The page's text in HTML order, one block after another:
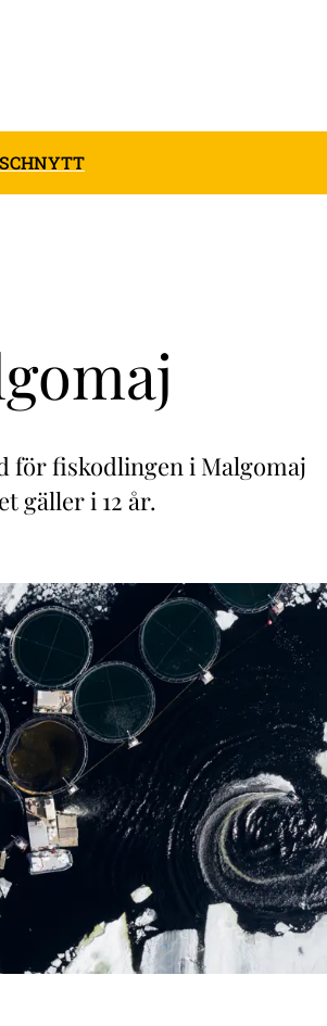
fiskodlingen i Malgomaj
gäller i 12 år.